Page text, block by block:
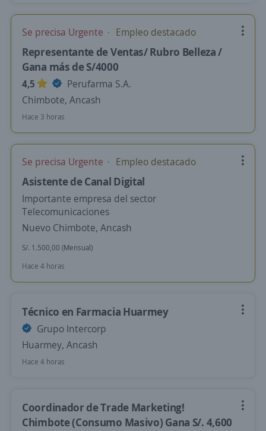
Se precisa Urgente Empleo destacado
Representante de Ventas/ Rubro Belleza /
Gana más de S/4000
4,5
Perufarma S.A.
Chimbote, Ancash
Hace 3 horas
Se precisa Urgente Empleo destacado
Asistente de Canal Digital
Importante empresa del sector
Telecomunicaciones
Nuevo Chimbote, Ancash
S/. 1.500,00 (Mensual)
Hace 4 horas
Técnico en Farmacia Huarmey
Grupo Intercorp
Huarmey, Ancash
Hace 4 horas
Coordinador de Trade Marketing!
Chimbote (Consumo Masivo) Gana S/. 4,600